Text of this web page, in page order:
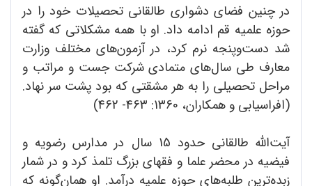
در چنین فضای دشواری طالقانی تحصیلات خود را در
حوزه علمیه قم ادامه داد. او با همه مشکلاتی که گفته
شد دست‌وپنجه نرم کرد، در آزمون‌های مختلف وزارت
معارف طی سال‌های متمادی شرکت جست و مراتب و
مراحل تحصیلی را به هر مشقتی که بود پشت سر نهاد.
(افراسیابی و همکاران، 1360: 463- 462)
آیت‌الله طالقانی حدود 15 سال در مدارس رضویه و
فیضیه در محضر علما و فقهای بزرگ تلمذ کرد و در شمار
زبده‌ترین طلبه‌های حوزه علمیه درآمد. او همان‌گونه که